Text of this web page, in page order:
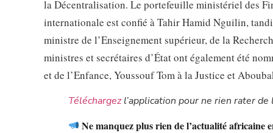
la Décentralisation. Le portefeuille ministériel des
internationale est confié à Tahir Hamid Nguilin,
ministre de l’Enseignement supérieur, de la
ministres et secrétaires d’État ont également été
et de l’Enfance, Youssouf Tom à la Justice et
Téléchargezl’application pour ne rien rater de
Ne manquez plus rien de l’actualité africaine